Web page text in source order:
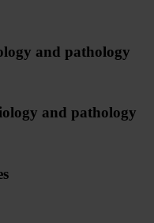
and pathology
and pathology